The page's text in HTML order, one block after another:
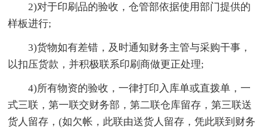
2)对于印刷品的验收，仓管部依据使用部门提供的
样板进行;
3)货物如有差错，及时通知财务主管与采购干事，
以扣压货款，并积极联系印刷商做更正处理;
4)所有物资的验收，一律打印入库单或直拨单，一
式三联，第一联交财务部，第二联仓库留存，第三联送
货人留存，(如欠帐，此联由送货人留存，凭此联到财务